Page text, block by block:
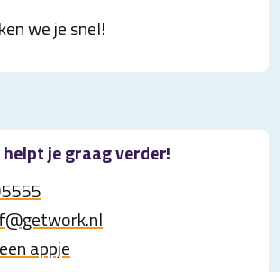
we je snel!
je graag verder!
appje